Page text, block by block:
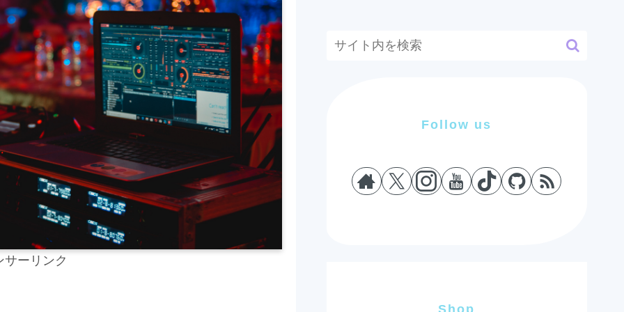
サーリンク
Follow us